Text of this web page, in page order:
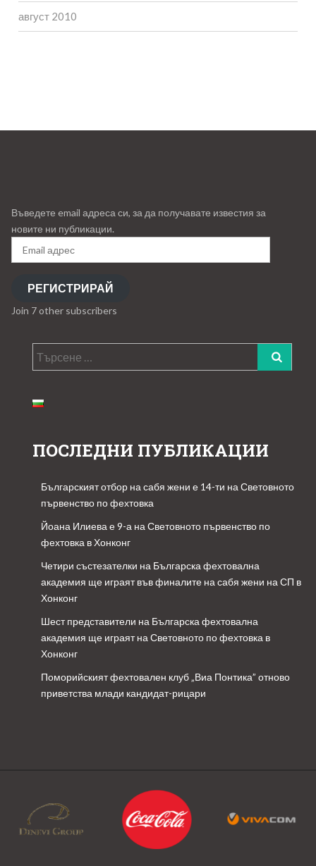
август 2010
Въведете email адреса си, за да получавате известия за
новите ни публикации.
Email
адрес
РЕГИСТРИРАЙ
Join 7 other subscribers
Търсене
за:
ПОСЛЕДНИ ПУБЛИКАЦИИ
Българският отбор на сабя жени е 14-ти на Световното
първенство по фехтовка
Йоана Илиева е 9-а на Световното първенство по
фехтовка в Хонконг
Четири състезателки на Българска фехтовална
академия ще играят във финалите на сабя жени на СП в
Хонконг
Шест представители на Българска фехтовална
академия ще играят на Световното по фехтовка в
Хонконг
Поморийският фехтовален клуб „Виа Понтика” отново
приветства млади кандидат-рицари